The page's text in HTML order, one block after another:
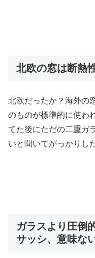
北欧の窓は断熱
北欧だったか？海外の
のものが標準的に使わ
てた後にただの二重ガ
いと聞いてがっかりし
ガラスより圧倒
サッシ、意味な